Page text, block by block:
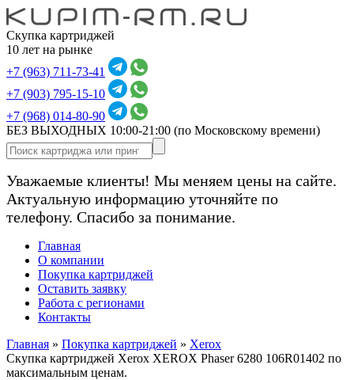
Скупка картриджей
10 лет на рынке
+7 (963) 711-73-41
+7 (903) 795-15-10
+7 (968) 014-80-90
БЕЗ ВЫХОДНЫХ 10:00-21:00 (по Московскому времени)
Уважаемые клиенты! Мы меняем цены на сайте.
Актуальную информацию уточняйте по
телефону. Спасибо за понимание.
Главная
О компании
Покупка картриджей
Оставить заявку
Работа с регионами
Контакты
Главная » Покупка картриджей » Xerox
Скупка картриджей Xerox XEROX Phaser 6280 106R01402 по
максимальным ценам.